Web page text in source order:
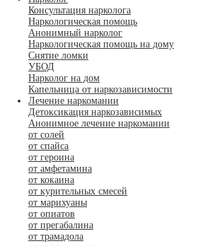
Консультация нарколога
Наркологическая помощь
Анонимный нарколог
Наркологическая помощь на дому
Снятие ломки
УБОД
Нарколог на дом
Капельница от наркозависимости
Лечение наркомании
Детоксикация наркозависимых
Анонимное лечение наркомании
от солей
от спайса
от героина
от амфетамина
от кокаина
от курительных смесей
от марихуаны
от опиатов
от прегабалина
от трамадола